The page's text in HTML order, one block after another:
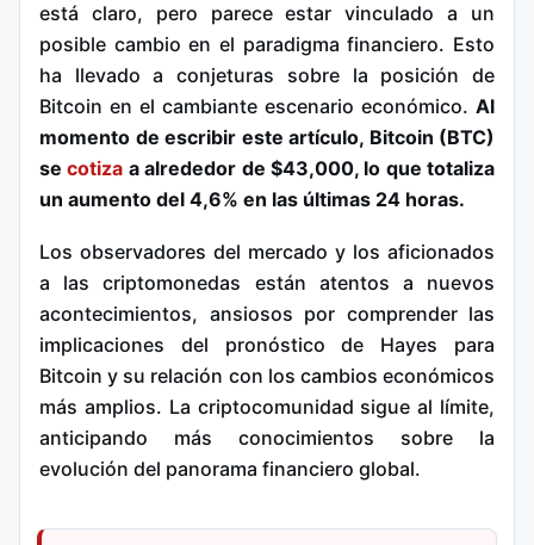
está claro, pero parece estar vinculado a un
posible cambio en el paradigma financiero. Esto
ha llevado a conjeturas sobre la posición de
Bitcoin en el cambiante escenario económico. Al
momento de escribir este artículo, Bitcoin (BTC)
secotiza a alrededor de $43,000, lo que totaliza
un aumento del 4,6% en las últimas 24 horas.
Los observadores del mercado y los aficionados
a las criptomonedas están atentos a nuevos
acontecimientos, ansiosos por comprender las
implicaciones del pronóstico de Hayes para
Bitcoin y su relación con los cambios económicos
más amplios. La criptocomunidad sigue al límite,
anticipando más conocimientos sobre la
evolución del panorama financiero global.